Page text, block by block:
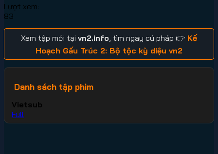
Lượt xem:
83
Xem tập mới tại vn2.info , tìm ngay cú pháp 👉 Kế
Hoạch Gấu Trúc 2: Bộ tộc kỳ diệu vn2
Danh sách tập phim
Vietsub
Full